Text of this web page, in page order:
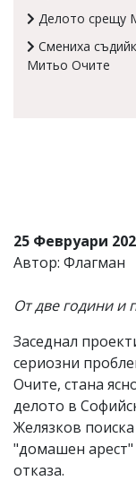
носи
отговорност
ни!
Делото срещу
Смениха
Митьо Очите
25 Февруари
Автор: Флагман
От две години и
Заседнал
сериозни
Очите, стана
делото в
Желязков
"домашен арест"
отказа.